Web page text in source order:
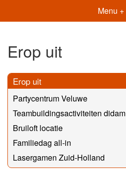
Menu +
Erop uit
Erop uit
Partycentrum Veluwe
Teambuildingsactiviteiten didam
Bruiloft locatie
Familiedag all-in
Lasergamen Zuid-Holland